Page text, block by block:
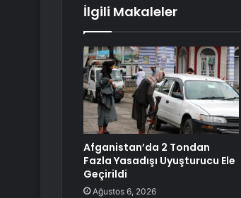
İlgili Makaleler
Afganistan’da 2 Tondan
Fazla Yasadışı Uyuşturucu Ele
Geçirildi
Ağustos 6, 2026